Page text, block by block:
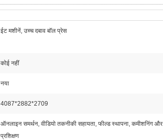
ईट मशीनें, उच्च दबाव बॉल प्रेस
कोई नहीं
नया
4087*2882*2709
ऑनलाइन समर्थन, वीडियो तकनीकी सहायता, फील्ड स्थापना, कमीशनिंग और
प्रशिक्षण